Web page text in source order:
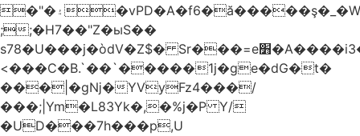
�"�۽�vPD�A�f6�ă�����ş�_�W]�y�����N���
;;�H7��"Z�ыS��
s78�U���j�òdV�Z$� Sr���=e׻�A����i3�J�T�xDq2F\<����<⡛��+Zn�z� ss���tⵚÑ5��n(Rh����~�0��!
<���C�B.`��`�����1j�ge�dG�t�
���|�gǋ�YVyFz4���/
���;|Ym�L83Yk�,�%j�P Y/
�UD���7h���p,U